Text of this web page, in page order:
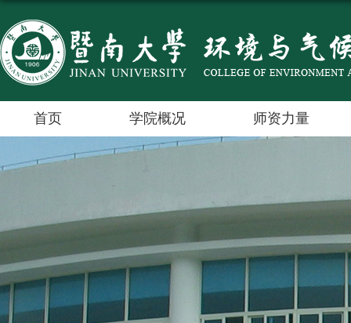
首页 学院概况 师资力量